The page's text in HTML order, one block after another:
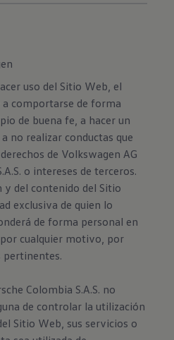
uso del Sitio Web, el
comportarse de forma
de buena fe, a hacer un
no realizar conductas que
de Volkswagen AG
o intereses de terceros.
y del contenido del Sitio
exclusiva de quien lo
de forma personal en
cualquier motivo, por
pertinentes.
Colombia S.A.S. no
de controlar la utilización
Sitio Web, sus servicios o